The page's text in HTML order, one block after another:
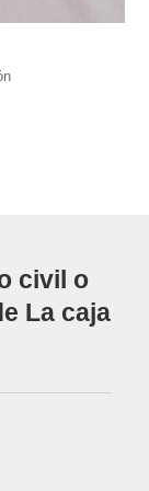
civil o
La caja